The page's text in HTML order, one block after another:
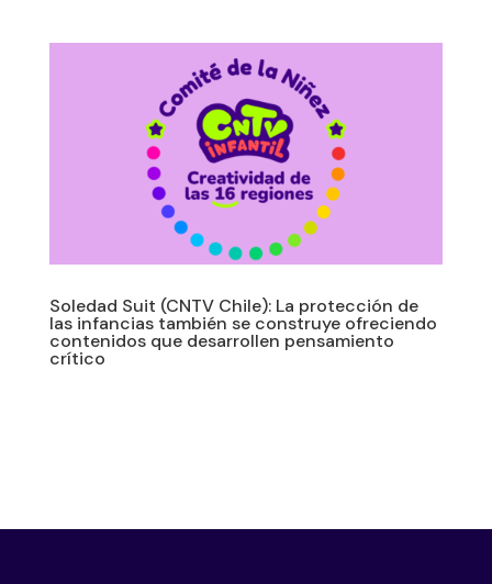
Soledad Suit (CNTV Chile): La protección de
las infancias también se construye ofreciendo
contenidos que desarrollen pensamiento
crítico